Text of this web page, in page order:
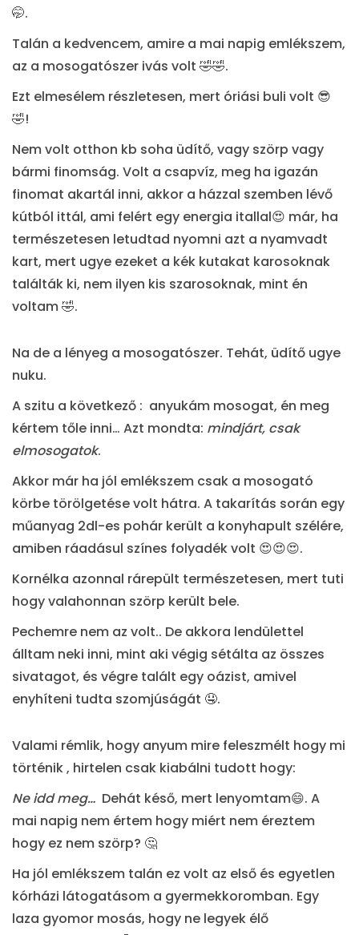
🤭.
Talán a kedvencem, amire a mai napig emlékszem,
az a mosogatószer ivás volt 🤣🤣.
Ezt elmesélem részletesen, mert óriási buli volt 😎
🤣!
Nem volt otthon kb soha üdítő, vagy szörp vagy
bármi finomság. Volt a csapvíz, meg ha igazán
finomat akartál inni, akkor a házzal szemben lévő
kútból ittál, ami felért egy energia itallal😍 már, ha
természetesen letudtad nyomni azt a nyamvadt
kart, mert ugye ezeket a kék kutakat karosoknak
találták ki, nem ilyen kis szarosoknak, mint én
voltam 🤣.
Na de a lényeg a mosogatószer. Tehát, üdítő ugye
nuku.
A szitu a következő : anyukám mosogat, én meg
kértem tőle inni… Azt mondta: mindjárt, csak
elmosogatok.
Akkor már ha jól emlékszem csak a mosogató
körbe törölgetése volt hátra. A takarítás során egy
műanyag 2dl-es pohár került a konyhapult szélére,
amiben ráadásul színes folyadék volt 😍😍😍.
Kornélka azonnal rárepült természetesen, mert tuti
hogy valahonnan szörp került bele.
Pechemre nem az volt.. De akkora lendülettel
álltam neki inni, mint aki végig sétálta az összes
sivatagot, és végre talált egy oázist, amivel
enyhíteni tudta szomjúságát 🤤.
Valami rémlik, hogy anyum mire feleszmélt hogy mi
történik , hirtelen csak kiabálni tudott hogy:
Ne idd meg… Dehát késő, mert lenyomtam😄. A
mai napig nem értem hogy miért nem éreztem
hogy ez nem szörp? 🤔
Ha jól emlékszem talán ez volt az első és egyetlen
kórházi látogatásom a gyermekkoromban. Egy
laza gyomor mosás, hogy ne legyek élő